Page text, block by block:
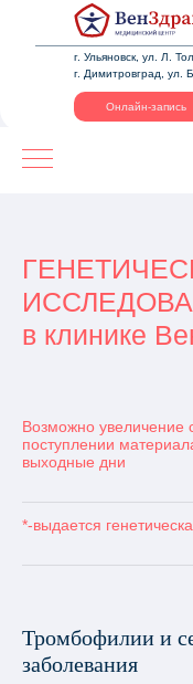
Онлайн-запись
г. Ульяновск, ул. Л.
г. Димитровград, ул.
в клинике
Возможно увеличение
поступлении
выходные дни
*-выдается
Тромбофилии и
заболевания